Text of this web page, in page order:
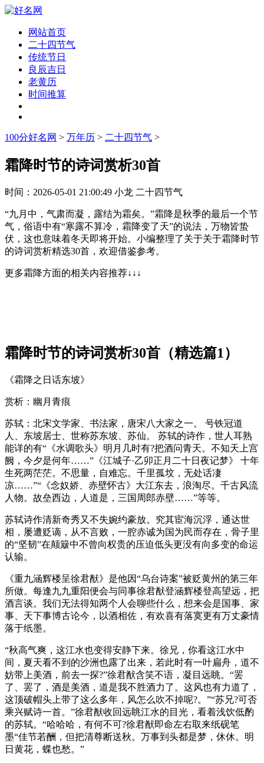
网站首页
二十四节气
传统节日
良辰吉日
老黄历
时间推算
100分好名网 > 万年历 > 二十四节气 >
霜降时节的诗词赏析30首
时间： 2026-05-01 21:00:49 小龙 二十四节气
“九月中，气肃而凝，露结为霜矣。”霜降是秋季的最后一个节
气，俗语中有“寒露不算冷，霜降变了天”的说法，万物皆蛰
伏，这也意味着冬天即将开始。小编整理了关于关于霜降时节
的诗词赏析精选30首，欢迎借鉴参考。
更多霜降方面的相关内容推荐↓↓↓
霜降时节的诗词赏析30首（精选篇1）
《霜降之日话东坡》
赏析：幽月青痕
苏轼：北宋文学家、书法家，唐宋八大家之一。 号铁冠道
人、东坡居士、世称苏东坡、苏仙。 苏轼的诗作，世人耳熟
能详的有“《水调歌头》明月几时有?把酒问青天。不知天上宫
阙，今夕是何年……”《江城子·乙卯正月二十日夜记梦》 十年
生死两茫茫。不思量，自难忘。千里孤坟，无处话凄
凉……”“《念奴娇、赤壁怀古》大江东去，浪淘尽。千古风流
人物。故垒西边，人道是，三国周郎赤壁……”等等。
苏轼诗作清新奇秀又不失婉约豪放。究其宦海沉浮，通达世
相，屡遭贬谪，从不言败，一腔赤诚为国为民而存在，骨子里
的“坚韧”在颠簸中不曾向权贵的压迫低头更没有向多变的命运
认输。
《重九涵辉楼呈徐君猷》是他因“乌台诗案”被贬黄州的第三年
所做。每逢九九重阳便会与同事徐君猷登涵辉楼登高望远，把
酒言谈。我们无法得知两个人会聊些什么，想来会是国事、家
事、天下事博古论今，以酒相佐，有欢喜有落寞更有万丈豪情
落于纸墨。
“秋高气爽，这江水也变得安静下来。徐兄，你看这江水中
间，夏天看不到的沙洲也露了出来，若此时有一叶扁舟，道不
妨带上美酒，前去一探?”徐君猷含笑不语，凝目远眺。“罢
了、罢了，酒是美酒，道是我不胜酒力了。这风也有力道了，
这顶破帽头上带了这么多年，风怎么吹不掉呢?。”“苏兄?可否
乘兴赋诗一首。”徐君猷收回远眺江水的目光，看着浅饮低酌
的苏轼。“哈哈哈，有何不可?徐君猷即命左右取来纸砚笔
墨“佳节若酬，但把清尊断送秋。万事到头都是梦，休休。明
日黄花，蝶也愁。”